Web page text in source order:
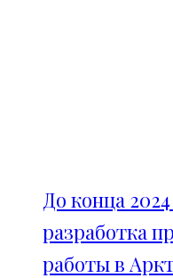
До конца
разработка
работы в